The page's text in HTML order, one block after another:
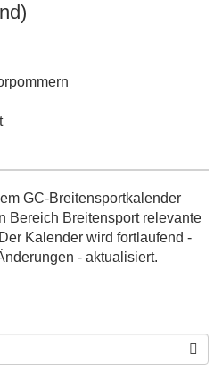
GC-Breitensportkalender
Bereich Breitensport relevante
Kalender wird fortlaufend -
- aktualisiert.